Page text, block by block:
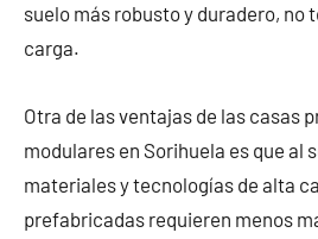
suelo más robusto y duradero, no
carga.
Otra de las ventajas de las casas
modulares en Sorihuela es que al
materiales y tecnologías de alta
prefabricadas requieren menos